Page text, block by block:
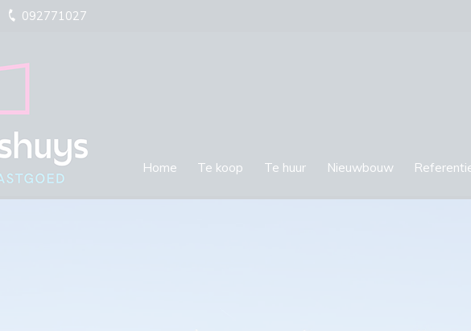
092771027
Home Te koop Te huur Nieuwbouw